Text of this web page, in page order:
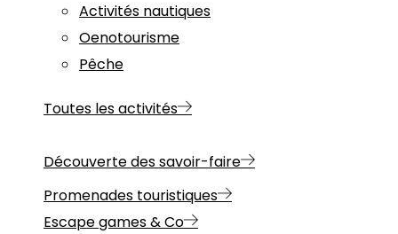
Activités nautiques
Oenotourisme
Pêche
Toutes les activités
Découverte des savoir-faire
Promenades touristiques
Escape games & Co